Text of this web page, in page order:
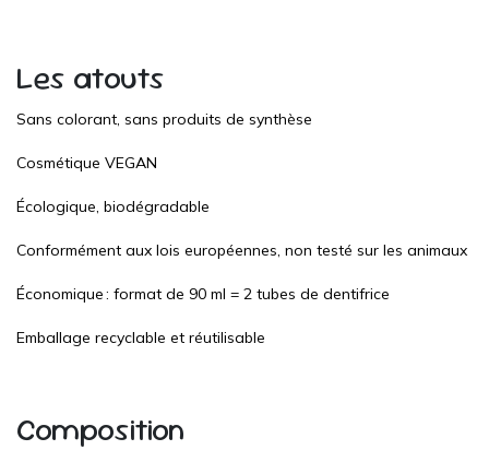
Les atouts
Sans colorant, sans produits de synthèse
Cosmétique VEGAN
Écologique, biodégradable
Conformément aux lois européennes, non testé sur les animaux
Économique : format de 90 ml = 2 tubes de dentifrice
Emballage recyclable et réutilisable
Composition